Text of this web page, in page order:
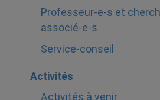
Professeur-e-s et
associé-e-s
Service-conseil
Activités
Activités à venir